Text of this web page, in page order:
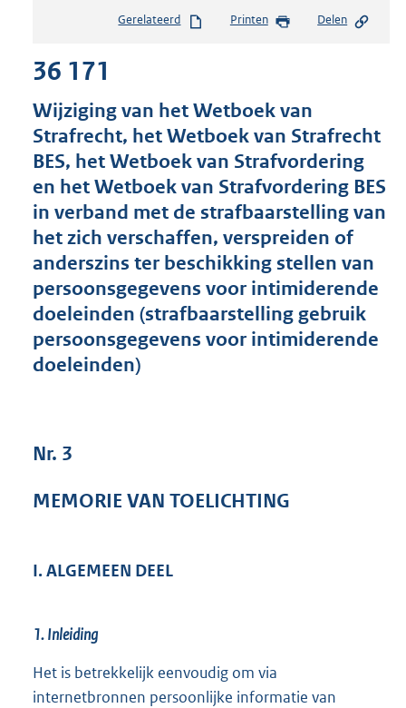
s
s
g
r
o
t
t
e
:
1
2
K
Gerelateerd Printen Delen
36 171
Wijziging van het Wetboek van
Strafrecht, het Wetboek van Strafrecht
BES, het Wetboek van Strafvordering
en het Wetboek van Strafvordering BES
in verband met de strafbaarstelling van
het zich verschaffen, verspreiden of
anderszins ter beschikking stellen van
persoonsgegevens voor intimiderende
doeleinden (strafbaarstelling gebruik
persoonsgegevens voor intimiderende
doeleinden)
Nr. 3
MEMORIE VAN TOELICHTING
I. ALGEMEEN DEEL
1. Inleiding
Het is betrekkelijk eenvoudig om via
internetbronnen persoonlijke informatie van